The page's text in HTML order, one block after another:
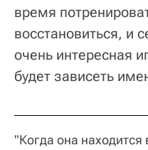
время
восстановиться, и
очень интересная
будет зависеть
"Когда она